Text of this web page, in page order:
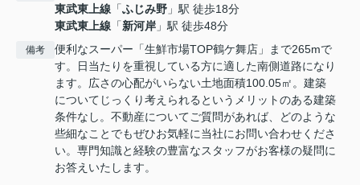
東武東上線 「ふじみ野 」駅 徒歩18分
東武東上線 「新河岸 」駅 徒歩48分
備考
便利なスーパー「生鮮市場TOP鶴ケ舞店」まで265mで
す。日当たりを重視している方に適した南側道路になり
ます。広さの心配がいらない土地面積100.05㎡。建築
についてじっくり考えられるというメリットのある建築
条件なし。不動産についてご質問があれば、どのような
些細なことでもぜひお気軽に当社にお問い合わせくださ
い。専門知識と経験の豊富なスタッフがお客様の疑問に
お答えいたします。